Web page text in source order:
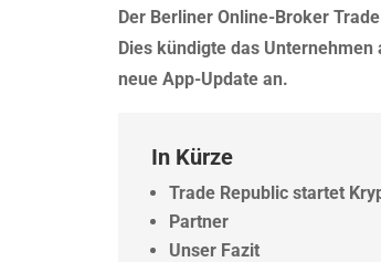
Der Berliner Online-Broker
Dies kündigte das
neue App-Update an.
In Kürze
Trade Republic startet
Partner
Unser Fazit